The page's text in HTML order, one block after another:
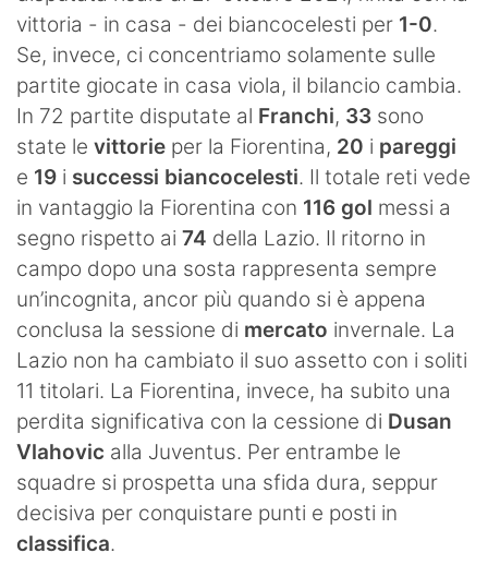
vittoria - in casa - dei biancocelesti per 1-0.
Se, invece, ci concentriamo solamente sulle
partite giocate in casa viola, il bilancio cambia.
In 72 partite disputate al Franchi, 33 sono
state le vittorie per la Fiorentina, 20 i pareggi
e 19 i successi biancocelesti. Il totale reti vede
in vantaggio la Fiorentina con 116 gol messi a
segno rispetto ai 74 della Lazio. Il ritorno in
campo dopo una sosta rappresenta sempre
un’incognita, ancor più quando si è appena
conclusa la sessione di mercato invernale. La
Lazio non ha cambiato il suo assetto con i soliti
11 titolari. La Fiorentina, invece, ha subito una
perdita significativa con la cessione di Dusan
Vlahovic alla Juventus. Per entrambe le
squadre si prospetta una sfida dura, seppur
decisiva per conquistare punti e posti in
classifica.